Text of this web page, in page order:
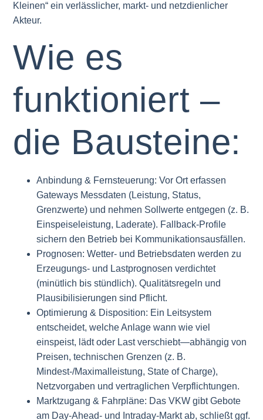
Kleinen“ ein verlässlicher, markt- und netzdienlicher
Akteur.
Wie es
funktioniert –
die Bausteine:
Anbindung & Fernsteuerung: Vor Ort erfassen
Gateways Messdaten (Leistung, Status,
Grenzwerte) und nehmen Sollwerte entgegen (z. B.
Einspeiseleistung, Laderate). Fallback-Profile
sichern den Betrieb bei Kommunikationsausfällen.
Prognosen: Wetter- und Betriebsdaten werden zu
Erzeugungs- und Lastprognosen verdichtet
(minütlich bis stündlich). Qualitätsregeln und
Plausibilisierungen sind Pflicht.
Optimierung & Disposition: Ein Leitsystem
entscheidet, welche Anlage wann wie viel
einspeist, lädt oder Last verschiebt—abhängig von
Preisen, technischen Grenzen (z. B.
Mindest-/Maximalleistung, State of Charge),
Netzvorgaben und vertraglichen Verpflichtungen.
Marktzugang & Fahrpläne: Das VKW gibt Gebote
am Day-Ahead- und Intraday-Markt ab, schließt ggf.